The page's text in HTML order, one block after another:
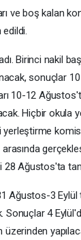
ve boş kalan
Birinci nakil
sonuçlar
10-12
Hiçbir okula
28 Ağustos'ta
31 Ağustos-3
Sonuçlar 4